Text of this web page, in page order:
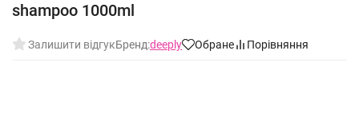
shampoo 1000ml
Залишити відгукБренд:deeply Обране Порівняння